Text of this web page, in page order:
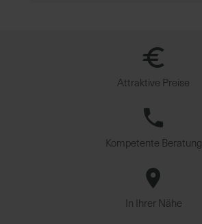
Attraktive Preise
Kompetente Beratung
In Ihrer Nähe